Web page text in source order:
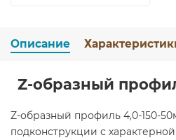
Описание
Z-образный
Z-образный профиль 4,0-150-
подконструкции с